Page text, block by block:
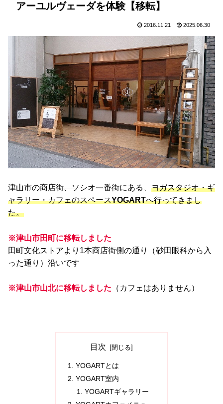
アーユルヴェーダを体験【移転】
2016.11.21 2025.06.30
津山市の商店街、ソシオ一番街にある、 ヨガスタジオ・ギ
ャラリー・カフェのスペースYOGARTへ行ってきまし
た。
※津山市田町に移転しました
田町文化ストアより1本商店街側の通り（砂田眼科から入
った通り）沿いです
※津山市山北に移転しました （カフェはありません）
目次
YOGARTとは
YOGART室内
YOGARTギャラリー